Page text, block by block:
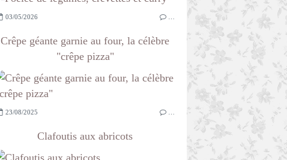
03/05/2026
Crêpe géante garnie au four, la célèbre
"crêpe pizza"
23/08/2025
Clafoutis aux abricots